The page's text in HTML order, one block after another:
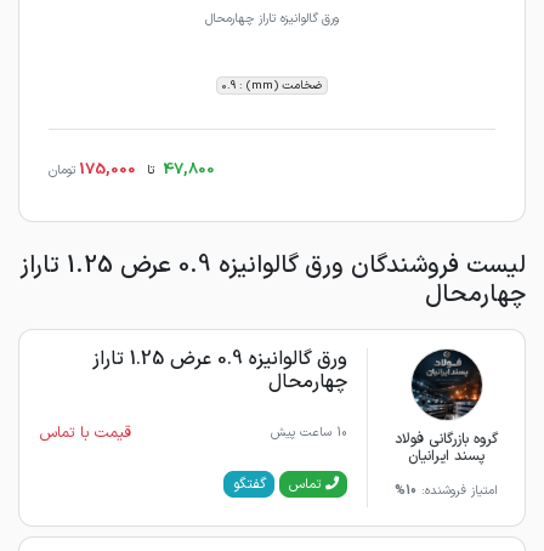
ورق گالوانیزه تاراز چهارمحال
ضخامت (mm) : 0.9
47,800 تا 175,000 تومان
لیست فروشندگان ورق گالوانیزه 0.9 عرض 1.25 تاراز
چهارمحال
گروه بازرگانی فولاد
پسند ایرانیان
امتیاز فروشنده: 10%
ورق گالوانیزه 0.9 عرض 1.25 تاراز
چهارمحال
10 ساعت پیش قیمت با تماس
تماس گفتگو